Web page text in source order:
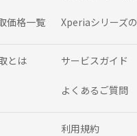
価格一覧 Xperiaシリーズの
とは サービスガイド
よくあるご質問
利用規約